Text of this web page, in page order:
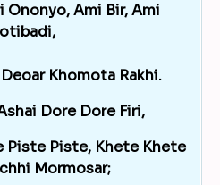
Ononyo, Ami Bir, Ami
Khomota Rakhi.
Dore Dore Firi,
Piste Piste, Khete Khete
Mormosar;